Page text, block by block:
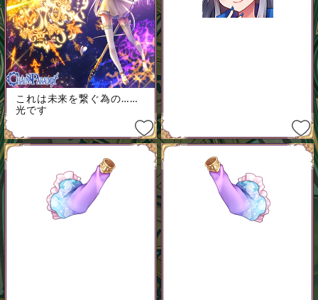
これは未来を繋ぐ為の……
光です